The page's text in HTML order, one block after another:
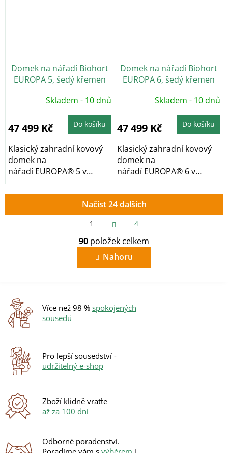
Domek na nářadí Biohort
EUROPA 5, šedý křemen
Skladem - 10 dnů
47 499 Kč Do košíku
Klasický zahradní kovový
domek na
nářadí EUROPA® 5 v
sedlovou...
Domek na nářadí Biohort
EUROPA 6, šedý křemen
Skladem - 10 dnů
47 499 Kč Do košíku
Klasický zahradní kovový
domek na
nářadí EUROPA® 6 v
sedlovou...
O
v
l
á
í
p
v
Načíst 24 dalších
S
t
r
á
n
k
o
í
1 4
90 položek celkem
Nahoru
Více než 98 % spokojených
sousedů
Pro lepší sousedství -
udržitelný e-shop
Zboží klidně vraťte
až za 100 dní
Odborné poradenství.